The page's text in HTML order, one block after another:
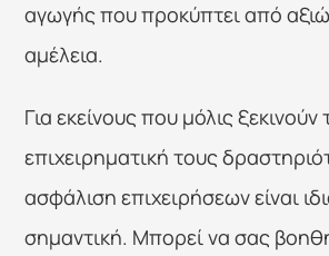
αγωγής που προκύπτει από
αμέλεια.
Για εκείνους που μόλις ξεκινούν
επιχειρηματική τους
ασφάλιση επιχειρήσεων είναι
σημαντική. Μπορεί να σας